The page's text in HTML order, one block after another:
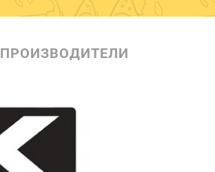
ПРОИЗВОДИТЕЛИ